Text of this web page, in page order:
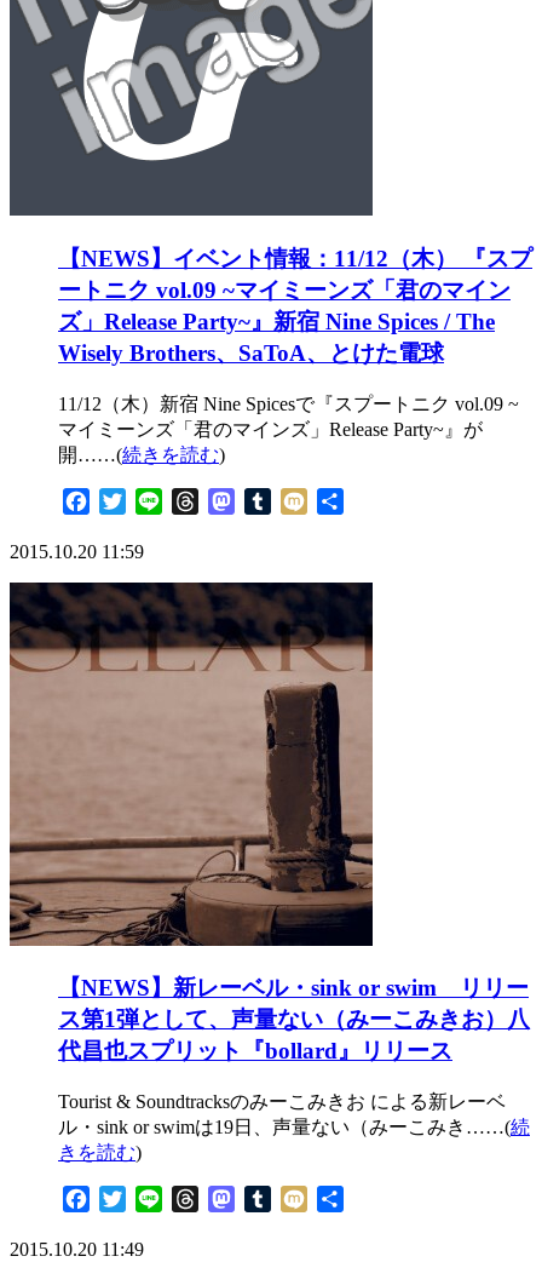
【NEWS】イベント情報：11/12（木） 『スプ
ートニク vol.09 ~マイミーンズ「君のマイン
ズ」Release Party~』新宿 Nine Spices / The
Wisely Brothers、SaToA、とけた電球
11/12（木）新宿 Nine Spicesで『スプートニク vol.09 ~
マイミーンズ「君のマインズ」Release Party~』が
開……(続きを読む)
FacebookTwitterLine ThreadsMastodonTumblrMixi
2015.10.20 11:59
【NEWS】新レーベル・sink or swim リリー
ス第1弾として、声量ない（みーこみきお）八
代昌也スプリット『bollard』リリース
Tourist & Soundtracksのみーこみきお による新レーベ
ル・sink or swimは19日、声量ない（みーこみき……(続
きを読む)
FacebookTwitterLine ThreadsMastodonTumblrMixi
2015.10.20 11:49